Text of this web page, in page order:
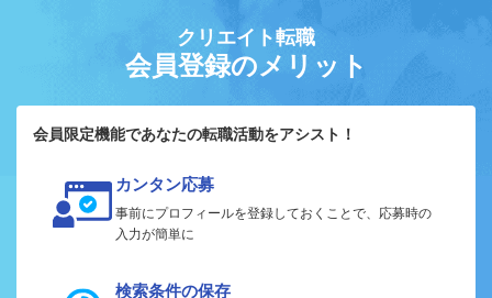
クリエイト転職
会員登録のメリット
会員限定機能であなたの転職活動をアシスト！
カンタン応募
事前にプロフィールを登録しておくことで、応募時の
入力が簡単に
検索条件の保存